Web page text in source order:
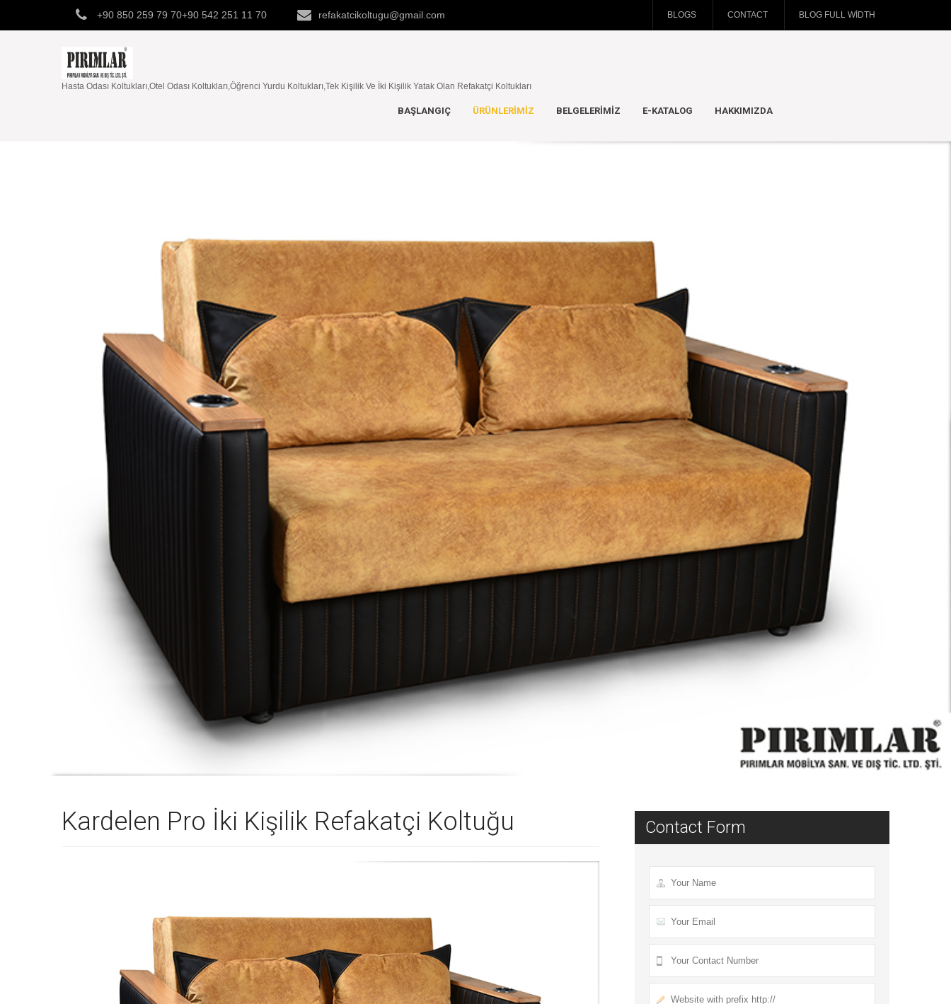
+90 850 259 79 70+90 542 251 11 70 refakatcikoltugu@gmail.com BLOGS CONTACT BLOG FULL WIDTH
Hasta Odası Koltukları,Otel Odası Koltukları,Öğrenci Yurdu Koltukları,Tek Kişilik Ve İki Kişilik Yatak Olan Refakatçi Koltukları
BAŞLANGIÇ ÜRÜNLERIMIZ BELGELERİMİZ E-KATALOG HAKKIMIZDA
Kardelen Pro İki Kişilik Refakatçi Koltuğu Contact Form